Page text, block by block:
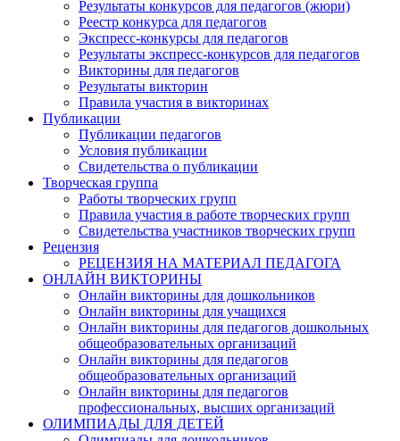
Результаты конкурсов для педагогов (жюри)
Реестр конкурса для педагогов
Экспресс-конкурсы для педагогов
Результаты экспресс-конкурсов для педагогов
Викторины для педагогов
Результаты викторин
Правила участия в викторинах
Публикации
Публикации педагогов
Условия публикации
Свидетельства о публикации
Творческая группа
Работы творческих групп
Правила участия в работе творческих групп
Свидетельства участников творческих групп
Рецензия
РЕЦЕНЗИЯ НА МАТЕРИАЛ ПЕДАГОГА
ОНЛАЙН ВИКТОРИНЫ
Онлайн викторины для дошкольников
Онлайн викторины для учащихся
Онлайн викторины для педагогов дошкольных
общеобразовательных организаций
Онлайн викторины для педагогов
общеобразовательных организаций
Онлайн викторины для педагогов
профессиональных, высших организаций
ОЛИМПИАДЫ ДЛЯ ДЕТЕЙ